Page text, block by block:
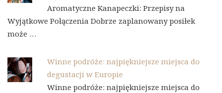
Aromatyczne Kanapeczki: Przepisy na
Wyjątkowe Połączenia Dobrze zaplanowany posiłek
może …
Winne podróże: najpiękniejsze miejsca do
degustacji w Europie
Winne podróże: najpiękniejsze miejsca do